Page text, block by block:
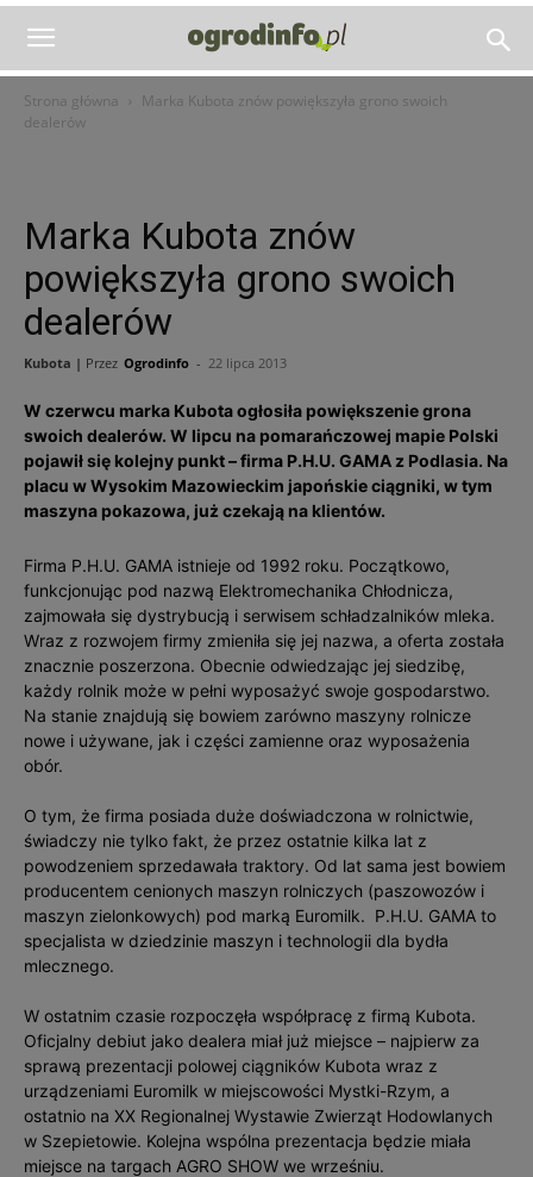
Strona główna
Marka Kubota znów powiększyła grono swoich
dealerów
Marka Kubota znów
powiększyła grono swoich
dealerów
Kubota | Przez Ogrodinfo - 22 lipca 2013
W czerwcu marka Kubota ogłosiła powiększenie grona
swoich dealerów. W lipcu na pomarańczowej mapie Polski
pojawił się kolejny punkt – firma P.H.U. GAMA z Podlasia. Na
placu w Wysokim Mazowieckim japońskie ciągniki, w tym
maszyna pokazowa, już czekają na klientów.
Firma P.H.U. GAMA istnieje od 1992 roku. Początkowo,
funkcjonując pod nazwą Elektromechanika Chłodnicza,
zajmowała się dystrybucją i serwisem schładzalników mleka.
Wraz z rozwojem firmy zmieniła się jej nazwa, a oferta została
znacznie poszerzona. Obecnie odwiedzając jej siedzibę,
każdy rolnik może w pełni wyposażyć swoje gospodarstwo.
Na stanie znajdują się bowiem zarówno maszyny rolnicze
nowe i używane, jak i części zamienne oraz wyposażenia
obór.
O tym, że firma posiada duże doświadczona w rolnictwie,
świadczy nie tylko fakt, że przez ostatnie kilka lat z
powodzeniem sprzedawała traktory. Od lat sama jest bowiem
producentem cenionych maszyn rolniczych (paszowozów i
maszyn zielonkowych) pod marką Euromilk. P.H.U. GAMA to
specjalista w dziedzinie maszyn i technologii dla bydła
mlecznego.
W ostatnim czasie rozpoczęła współpracę z firmą Kubota.
Oficjalny debiut jako dealera miał już miejsce – najpierw za
sprawą prezentacji polowej ciągników Kubota wraz z
urządzeniami Euromilk w miejscowości Mystki-Rzym, a
ostatnio na XX Regionalnej Wystawie Zwierząt Hodowlanych
w Szepietowie. Kolejna wspólna prezentacja będzie miała
miejsce na targach AGRO SHOW we wrześniu.